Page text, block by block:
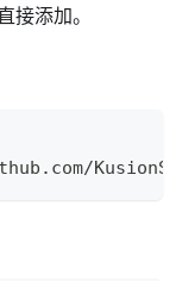
添加。